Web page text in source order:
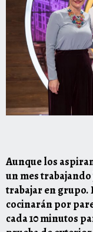
Aunque los
un mes
trabajar en grupo.
cocinarán por
cada 10 minutos